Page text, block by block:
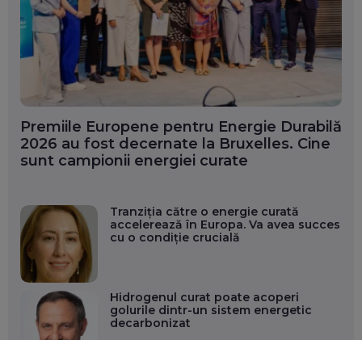
Premiile Europene pentru Energie Durabilă
2026 au fost decernate la Bruxelles. Cine
sunt campionii energiei curate
Tranziția către o energie curată
accelerează în Europa. Va avea succes
cu o condiție crucială
Hidrogenul curat poate acoperi
golurile dintr-un sistem energetic
decarbonizat